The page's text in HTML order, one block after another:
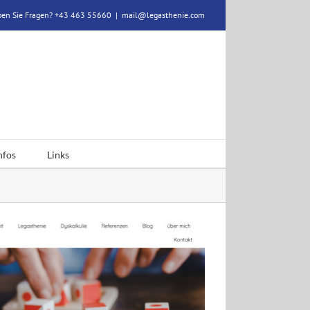
Sie Fragen? +43 463 55660 | mail@legasthenie.com
Links